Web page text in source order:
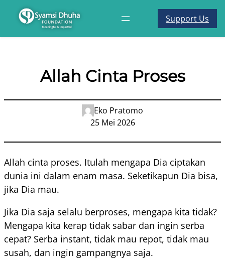
Support Us
Allah Cinta Proses
Eko Pratomo
25 Mei 2026
Allah cinta proses. Itulah mengapa Dia ciptakan
dunia ini dalam enam masa. Seketikapun Dia bisa,
jika Dia mau.
Jika Dia saja selalu berproses, mengapa kita tidak?
Mengapa kita kerap tidak sabar dan ingin serba
cepat? Serba instant, tidak mau repot, tidak mau
susah, dan ingin gampangnya saja.